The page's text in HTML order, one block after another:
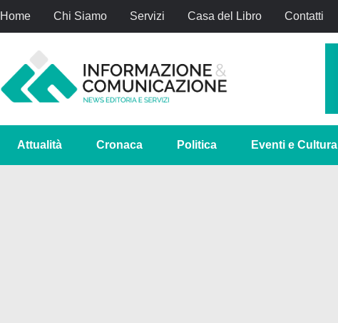
Home Chi Siamo Servizi Casa del Libro Contatti
Attualità Cronaca Politica Eventi e Cultura